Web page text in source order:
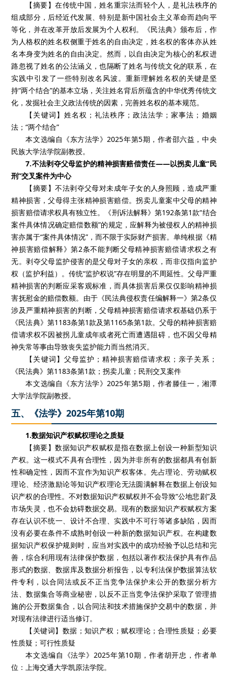
【摘要】在传统中国，姓名重宗法而轻个人，是礼法秩序的
组成部分，后经近代发展、特别是新中国社会主义革命而趋向平
等化，并在改革开放后发展为个人权利。《民法典》颁布后，作
为人格权的姓名权侧重于姓名的自由决定，姓名权的客体亦从姓
名本身变为姓名的自由决定。然而，以自由决定为核心的私权进
路忽视了姓名的公法涵义，也隔断了姓名与传统文化的联系，在
实践中引发了一些特别改名风波。重新理解姓名权的关键是坚
持“两个结合”的基本立场，关注姓名背后所蕴含的中华优秀传统文
化，发掘社会主义政法传统的因素，完善姓名权的基本规范。
【关键词】姓名权；礼法秩序；政法法学；家事法；婚姻
法；“两个结合”
本文选编自《东方法学》2025年第5期，作者邵六益，中央
民族大学法学院副教授。
7.不法剥夺父母监护的精神损害赔偿责任——以拐卖儿童“民
刑”交叉案件为中心
【摘要】不法剥夺父母对未成年子女的人身照顾，造成严重
精神损害，父母得主张精神损害赔偿。拐卖儿童案中父母的精神
损害赔偿请求权具有独立性。《刑诉法解释》第192条第1款“结合
案件具体情况确定赔偿数额”的规定，应解释为被侵权人的精神损
害亦属于“案件具体情况”，而不限于实际财产损害。单纯根据《精
神损害赔偿解释》第2条不能判断父母精神损害赔偿请求权之有
无。剥夺父母监护侵害的是父母对子女的亲权，而非仅指向监护
权（监护利益）。传统“监护权说”存在明显的不周延性。父母严重
精神损害的判断应采客观标准，而具体损害后果仅仅影响精神损
害抚慰金的赔偿数额。由于《民法典侵权责任编解释一》第2条仅
涉及严重精神损害的判断，父母精神损害赔偿请求权基础仍系于
《民法典》第1183条第1款及第1165条第1款。父母的精神损害赔
偿请求权不因被拐儿童成年或者死亡而遭遇阻碍，也不因父母精
神失常等事由导致丧失监护能力而当然消灭。
【关键词】父母监护；精神损害赔偿请求权；亲子关系；
《民法典》第1183条第1款；拐卖儿童；民刑交叉案件
本文选编自《东方法学》2025年第5期，作者滕佳一，湘潭
大学法学院副教授。
五、《法学》2025年第10期
1.数据知识产权赋权理论之质疑
【摘要】数据知识产权赋权是指在数据上创设一种新型知识
产权。这一模式不具有合理性，因为并非所有的数据都具有创新
性和确定性，因而不宜作为知识产权客体。先占理论、劳动赋权
理论、经济激励论等知识产权理论无法圆满解释在数据上创设知
识产权的合理性。不对数据知识产权赋权并不会导致“公地悲剧”及
市场失灵，也不会妨碍数据交易。现有的数据知识产权赋权方案
存在认识不统一、设计不合理、实践中不可行等诸多缺陷，因而
没有必要在条件不成熟时创设一种新的数据知识产权。在构建数
据知识产权保护规则时，应当对实践中的成功经验予以总结和完
善，综合利用现有法律保护数据，包括以著作权法保护具有作品
形式的数据、数据库及数据分析报告，以专利法保护数据算法软
件专利，以合同法或反不正当竞争法保护未公开的数据分析方
法、数据集合等商业秘密，以反不正当竞争法保护采取了管理措
施的公开数据集合，以合同法和技术措施保护交易中的数据，并
对现有法律进行适当修订。
【关键词】数据；知识产权；赋权理论；合理性质疑；必要
性质疑；可行性质疑
本文选编自《法学》2025年第10期，作者胡开忠，作者单
位：上海交通大学凯原法学院。